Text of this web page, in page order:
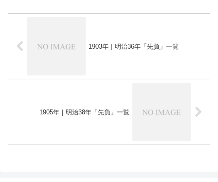
1903年｜明治36年「先負」一覧
1905年｜明治38年「先負」一覧